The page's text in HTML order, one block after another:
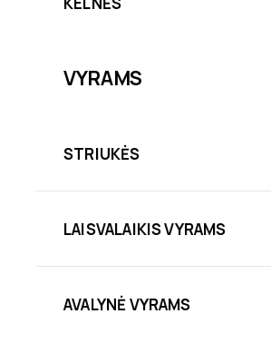
VYRAMS
STRIUKĖS
LAISVALAIKIS VYRAMS
AVALYNĖ VYRAMS